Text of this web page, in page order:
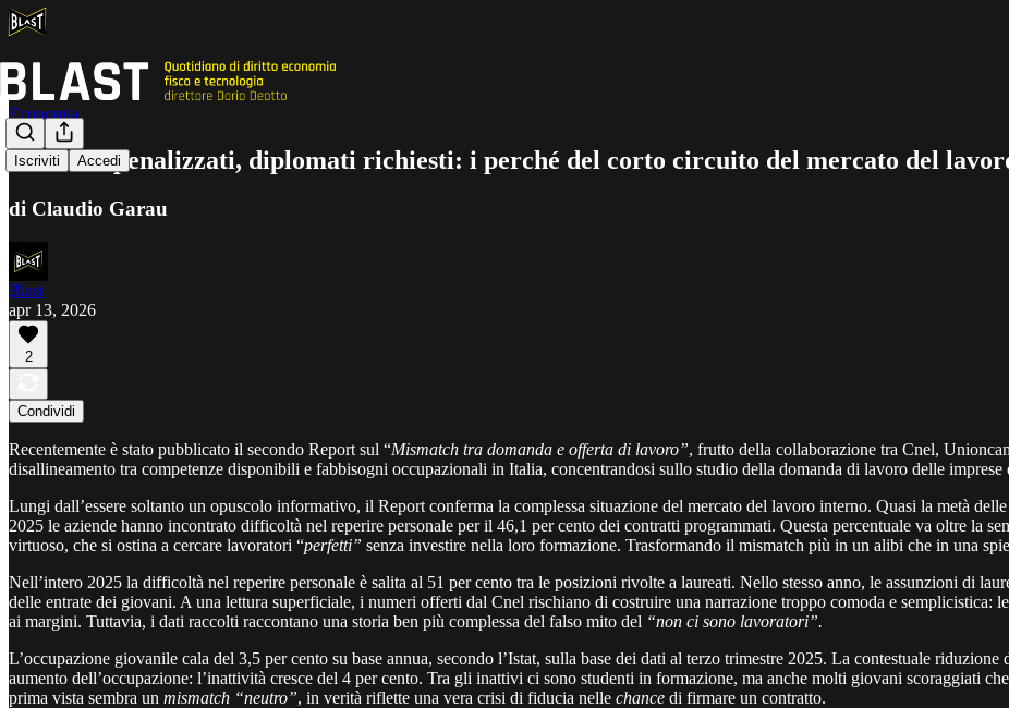
Iscriviti Accedi
Economia
Laureati penalizzati, diplomati richiesti: i perché del corto circuito del mercato del
di Claudio Garau
Blast
apr 13, 2026
2
Condividi
Recentemente è stato pubblicato il secondo Report sul “Mismatch tra domanda e offerta di lavoro”, frutto della collaborazione tra Cnel,
disallineamento tra competenze disponibili e fabbisogni occupazionali in Italia, concentrandosi sullo studio della domanda di lavoro delle imprese
Lungi dall’essere soltanto un opuscolo informativo, il Report conferma la complessa situazione del mercato del lavoro interno. Quasi la metà
2025 le aziende hanno incontrato difficoltà nel reperire personale per il 46,1 per cento dei contratti programmati. Questa percentuale va oltre la
virtuoso, che si ostina a cercare lavoratori “perfetti” senza investire nella loro formazione. Trasformando il mismatch più in un alibi che in una
Nell’intero 2025 la difficoltà nel reperire personale è salita al 51 per cento tra le posizioni rivolte a laureati. Nello stesso anno, le assunzioni di
delle entrate dei giovani. A una lettura superficiale, i numeri offerti dal Cnel rischiano di costruire una narrazione troppo comoda e semplicistica:
ai margini. Tuttavia, i dati raccolti raccontano una storia ben più complessa del falso mito del “non ci sono lavoratori”.
L’occupazione giovanile cala del 3,5 per cento su base annua, secondo l’Istat, sulla base dei dati al terzo trimestre 2025. La contestuale
aumento dell’occupazione: l’inattività cresce del 4 per cento. Tra gli inattivi ci sono studenti in formazione, ma anche molti giovani scoraggiati
prima vista sembra un mismatch “neutro”, in verità riflette una vera crisi di fiducia nelle chance di firmare un contratto.